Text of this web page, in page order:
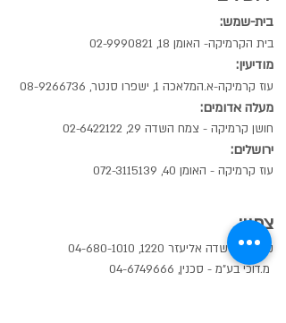
בית-שמש:
בית הקרמיקה- האומן 18, 02-9990821
מודיעין:
עוז קרמיקה-א.המלאכה 1, ישפרו סנטר, 08-9266736
מעלה אדומים:
חושן קרמיקה - צמח השדה 29, 02-6422122
ירושלים:
עוז קרמיקה - האומן 40, 072-3115139
צפון:
קמריקה- שדה אליעזר 1220,
04-680-1010
מ.דוכי בע"מ - סכנין, 04-6749666